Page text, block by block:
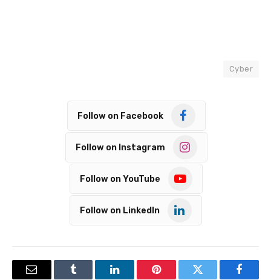
Cyber
Follow on Facebook
Follow on Instagram
Follow on YouTube
Follow on LinkedIn